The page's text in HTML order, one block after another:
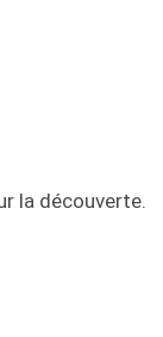
la découverte.